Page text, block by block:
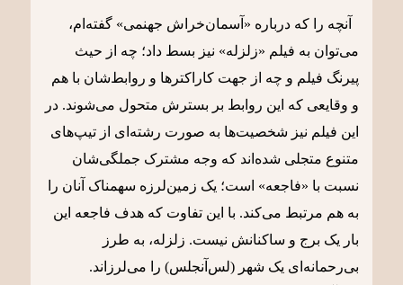
آنچه را که درباره «آسمان‌خراش جهنمی» گفته‌ام،
می‌توان به فیلم «زلزله» نیز بسط داد؛ چه از حیث
پیرنگ فیلم و چه از جهت کاراکترها و روابط‌شان با هم
و وقایعی که این روابط بر بسترش متحول می‌شوند. در
این فیلم نیز شخصیت‌ها به صورت رشته‌ای از تیپ‌های
متنوع متجلی شده‌اند که وجه مشترک جملگی‌شان
نسبت با «فاجعه» است؛ یک زمین‌لرزه سهمناک آنان را
به هم مرتبط می‌کند. با این تفاوت که هدف فاجعه این
بار یک برج و ساکنانش نیست. زلزله، به طرز
بی‌رحمانه‌ای یک شهر (لس‌آنجلس) را می‌لرزاند.